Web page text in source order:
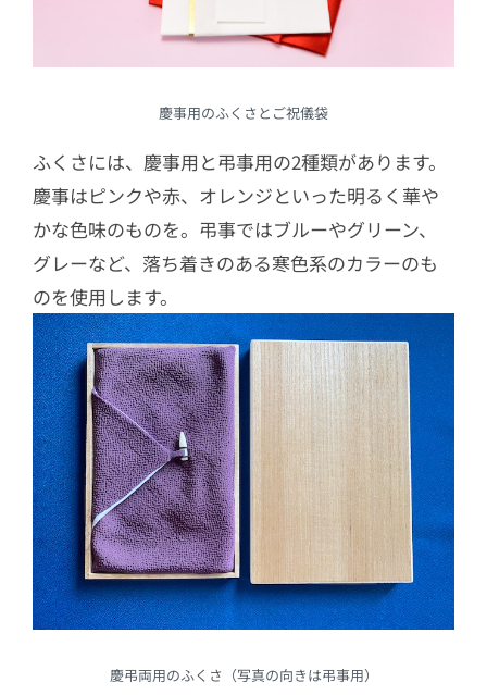
慶事用のふくさとご祝儀袋
ふくさには、慶事用と弔事用の2種類があります。
慶事はピンクや赤、オレンジといった明るく華や
かな色味のものを。弔事ではブルーやグリーン、
グレーなど、落ち着きのある寒色系のカラーのも
のを使用します。
慶弔両用のふくさ（写真の向きは弔事用）